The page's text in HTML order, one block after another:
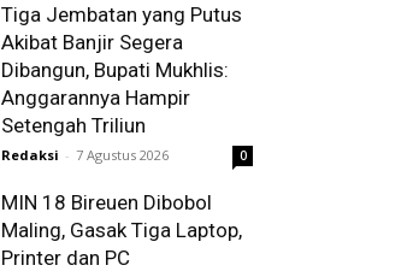
Tiga Jembatan yang Putus
Akibat Banjir Segera
Dibangun, Bupati Mukhlis:
Anggarannya Hampir
Setengah Triliun
Redaksi - 7 Agustus 2026 0
MIN 18 Bireuen Dibobol
Maling, Gasak Tiga Laptop,
Printer dan PC